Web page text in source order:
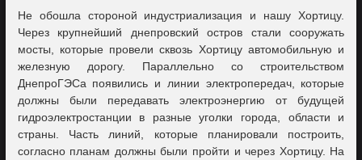
Не обошла стороной индустриализация и нашу Хортицу.
Через крупнейший днепровский остров стали сооружать
мосты, которые провели сквозь Хортицу автомобильную и
железную дорогу. Параллельно со строительством
ДнепроГЭСа появились и линии электропередач, которые
должны были передавать электроэнергию от будущей
гидроэлектростанции в разные уголки города, области и
страны. Часть линий, которые планировали построить,
согласно планам должны были пройти и через Хортицу. На